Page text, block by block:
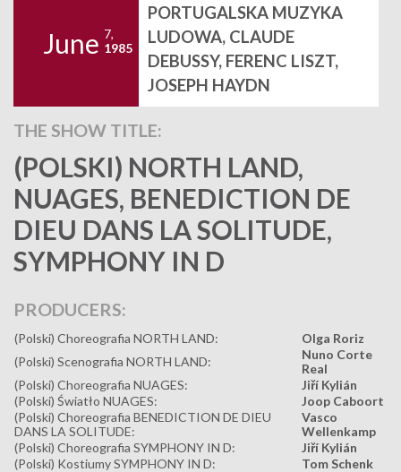
June 7,
1985
PORTUGALSKA MUZYKA
LUDOWA, CLAUDE
DEBUSSY, FERENC LISZT,
JOSEPH HAYDN
THE SHOW TITLE:
(POLSKI) NORTH LAND,
NUAGES, BENEDICTION DE
DIEU DANS LA SOLITUDE,
SYMPHONY IN D
PRODUCERS:
(Polski) Choreografia NORTH LAND:
Olga Roriz
(Polski) Scenografia NORTH LAND:
Nuno Corte
Real
(Polski) Choreografia NUAGES:
Jiří Kylián
(Polski) Światło NUAGES:
Joop Caboort
(Polski) Choreografia BENEDICTION DE DIEU
DANS LA SOLITUDE:
Vasco
Wellenkamp
(Polski) Choreografia SYMPHONY IN D:
Jiří Kylián
(Polski) Kostiumy SYMPHONY IN D:
Tom Schenk